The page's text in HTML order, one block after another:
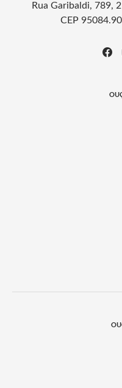
Rua Garibaldi, 789,
CEP